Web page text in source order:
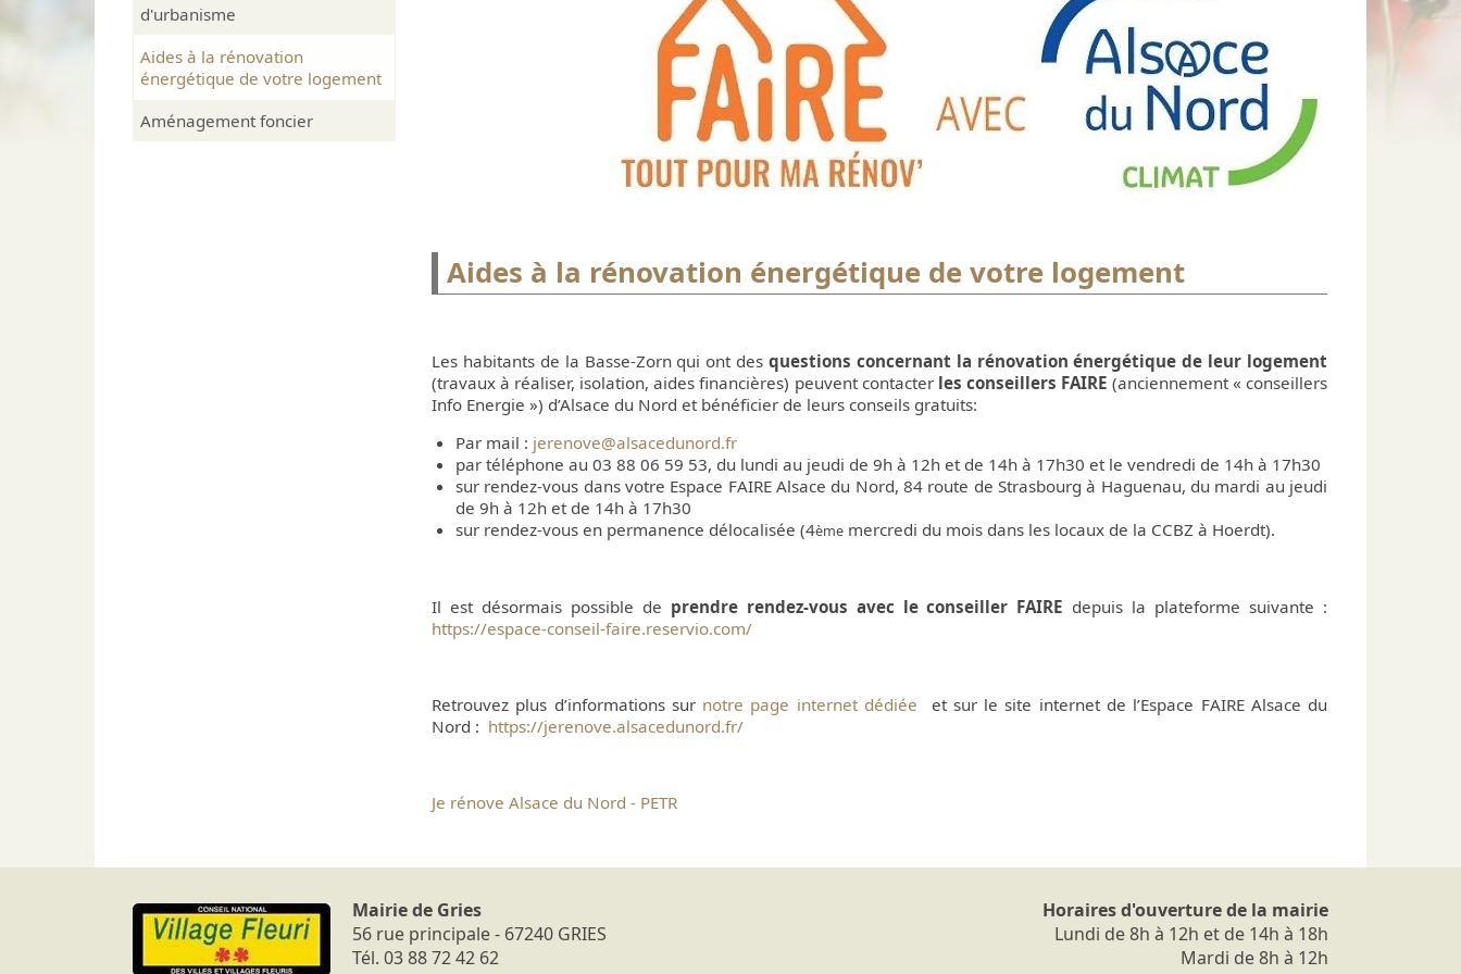
Communes de la Basse-Zorn
Plan de la commune
Population
Patrimoine
Personnel communal
Restaurants
Coiffure / Beauté
Gîtes ruraux
Micro-crèches
Transports scolaires
Calendrier scolaire
Nouvelles Activités
Périscolaires
Association "Graines de
intercommunale
Culture
Nature
Sapeurs-Pompiers Volontaires
Calendrier des manifestations
Professionnels de santé
Environnement
d'urbanisme
Aides à la rénovation
énergétique de votre logement
Aménagement foncier
Aides à la rénovation énergétique de votre logement
Les habitants de la Basse-Zorn qui ont des questions concernant la rénovation énergétique de leur logement
(travaux à réaliser, isolation, aides financières) peuvent contacter les conseillers FAIRE (anciennement « conseillers
Info Energie ») d’Alsace du Nord et bénéficier de leurs conseils gratuits:
Par mail : jerenove@alsacedunord.fr
par téléphone au 03 88 06 59 53, du lundi au jeudi de 9h à 12h et de 14h à 17h30 et le vendredi de 14h à 17h30
sur rendez-vous dans votre Espace FAIRE Alsace du Nord, 84 route de Strasbourg à Haguenau, du mardi au jeudi
de 9h à 12h et de 14h à 17h30
sur rendez-vous en permanence délocalisée (4ème mercredi du mois dans les locaux de la CCBZ à Hoerdt).
Il est désormais possible de prendre rendez-vous avec le conseiller FAIRE depuis la plateforme suivante :
https://espace-conseil-faire.reservio.com/
Retrouvez plus d’informations sur notre page internet dédiée
et sur le site internet de l’Espace FAIRE Alsace du
Nord : https://jerenove.alsacedunord.fr/
Je rénove Alsace du Nord - PETR
Mairie de Gries
56 rue principale - 67240 GRIES
Tél. 03 88 72 42 62
Horaires d'ouverture de la mairie
Lundi de 8h à 12h et de 14h à 18h
Mardi de 8h à 12h